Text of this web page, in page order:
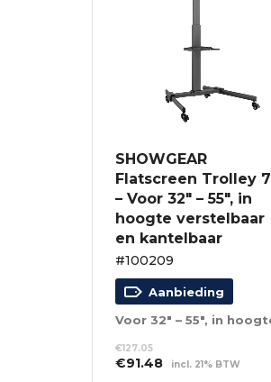
SHOWGEAR
Flatscreen Trolley 7
– Voor 32″ – 55″, in
hoogte verstelbaar
en kantelbaar
#100209
Aanbieding
€127.05
Oorspronkelijke
€91.48Huidige
incl. 21% BTW